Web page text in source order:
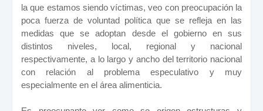
la que estamos siendo víctimas, veo con preocupación la
poca fuerza de voluntad política que se refleja en las
medidas que se adoptan desde el gobierno en sus
distintos niveles, local, regional y nacional
respectivamente, a lo largo y ancho del territorio nacional
con relación al problema especulativo y muy
especialmente en el área alimenticia.